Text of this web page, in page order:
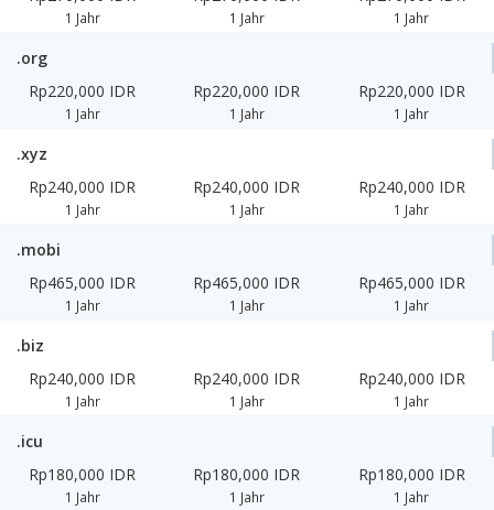
1 Jahr 1 Jahr 1 Jahr
.org
Rp220,000 IDR
1 Jahr
Rp220,000 IDR
1 Jahr
Rp220,000 IDR
1 Jahr
.xyz
Rp240,000 IDR
1 Jahr
Rp240,000 IDR
1 Jahr
Rp240,000 IDR
1 Jahr
.mobi
Rp465,000 IDR
1 Jahr
Rp465,000 IDR
1 Jahr
Rp465,000 IDR
1 Jahr
.biz
Rp240,000 IDR
1 Jahr
Rp240,000 IDR
1 Jahr
Rp240,000 IDR
1 Jahr
.icu
Rp180,000 IDR
1 Jahr
Rp180,000 IDR
1 Jahr
Rp180,000 IDR
1 Jahr